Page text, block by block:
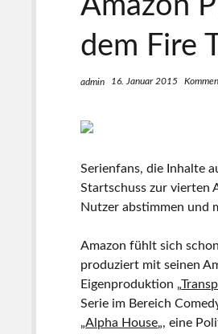
dem Fire
admin 16. Januar 2015
Serienfans, die Inhalte
Startschuss zur vierten
Nutzer abstimmen und
Amazon fühlt sich
produziert mit seinen
Eigenproduktion „
Serie im Bereich
„Alpha House„, eine